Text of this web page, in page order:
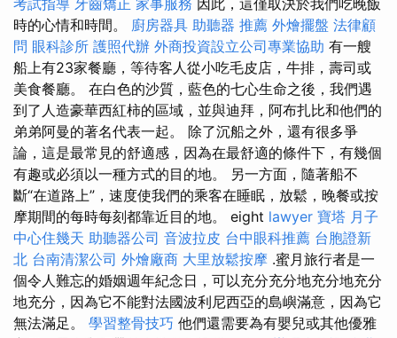
考試指導 牙齒矯正 家事服務 因此，這僅取決於我們吃晚飯
時的心情和時間。 廚房器具 助聽器 推薦 外燴擺盤 法律顧
問 眼科診所 護照代辦 外商投資設立公司專業協助 有一艘
船上有23家餐廳，等待客人從小吃毛皮店，牛排，壽司或
美食餐廳。 在白色的沙質，藍色的七心生命之後，我們遇
到了人造豪華西紅柿的區域，並與迪拜，阿布扎比和他們的
弟弟阿曼的著名代表一起。 除了沉船之外，還有很多爭
論，這是最常見的舒適感，因為在最舒適的條件下，有幾個
有趣或必須以一種方式的目的地。 另一方面，隨著船不
斷“在道路上”，速度使我們的乘客在睡眠，放鬆，晚餐或按
摩期間的每時每刻都靠近目的地。 eight lawyer 寶塔 月子
中心住幾天 助聽器公司 音波拉皮 台中眼科推薦 台胞證新
北 台南清潔公司 外燴廠商 大里放鬆按摩 .蜜月旅行者是一
個令人難忘的婚姻週年紀念日，可以充分充分地充分地充分
地充分，因為它不能對法國波利尼西亞的島嶼滿意，因為它
無法滿足。 學習整骨技巧 他們還需要為有嬰兒或其他優雅